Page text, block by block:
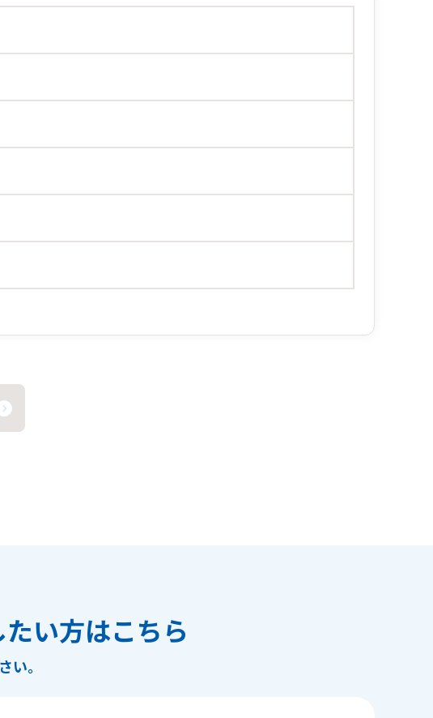
い方はこちら
い。